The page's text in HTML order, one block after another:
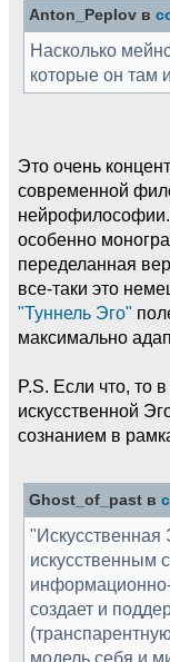
Anton_Peplov в
Насколько
которые он там
Это очень
современной
нейрофилософии.
особенно
переделанная
все-таки это
"Туннель Эго"
максимально
P.S. Если что, то
искусственной
сознанием в
Ghost_of_past в
"Искусственная
искусственным
создает и
модель себя и